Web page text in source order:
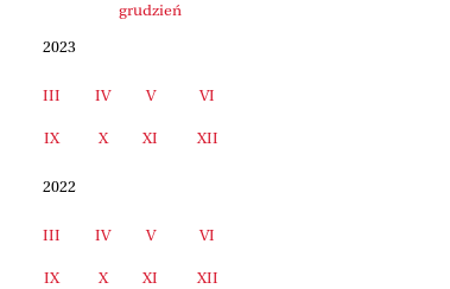
grudzień
2023
III IV V VI
IX X XI XII
2022
III IV V VI
IX X XI XII